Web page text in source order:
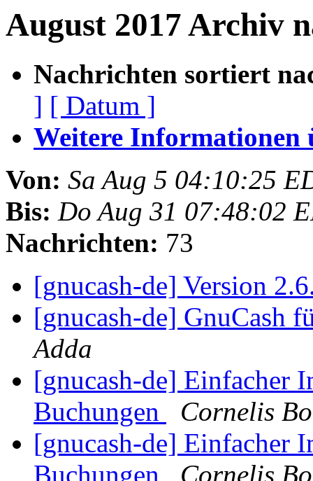
August 2017 Archiv
Nachrichten sortiert
] [ Datum ]
Weitere Informationen
Von: Sa Aug 5 04:10:25
Bis: Do Aug 31 07:48:02
Nachrichten: 73
[gnucash-de] Version
[gnucash-de] GnuCash
Adda
[gnucash-de] Einfacher
Buchungen
Cornelis
[gnucash-de] Einfacher
Buchungen
Cornelis